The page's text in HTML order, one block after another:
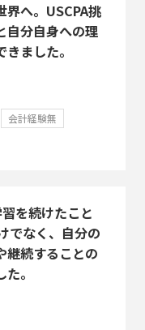
界へ。USCPA挑
自分自身への理
ました。
会計経験無
を続けたこと
でなく、自分の
継続することの
。